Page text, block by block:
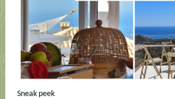
Sneak peek